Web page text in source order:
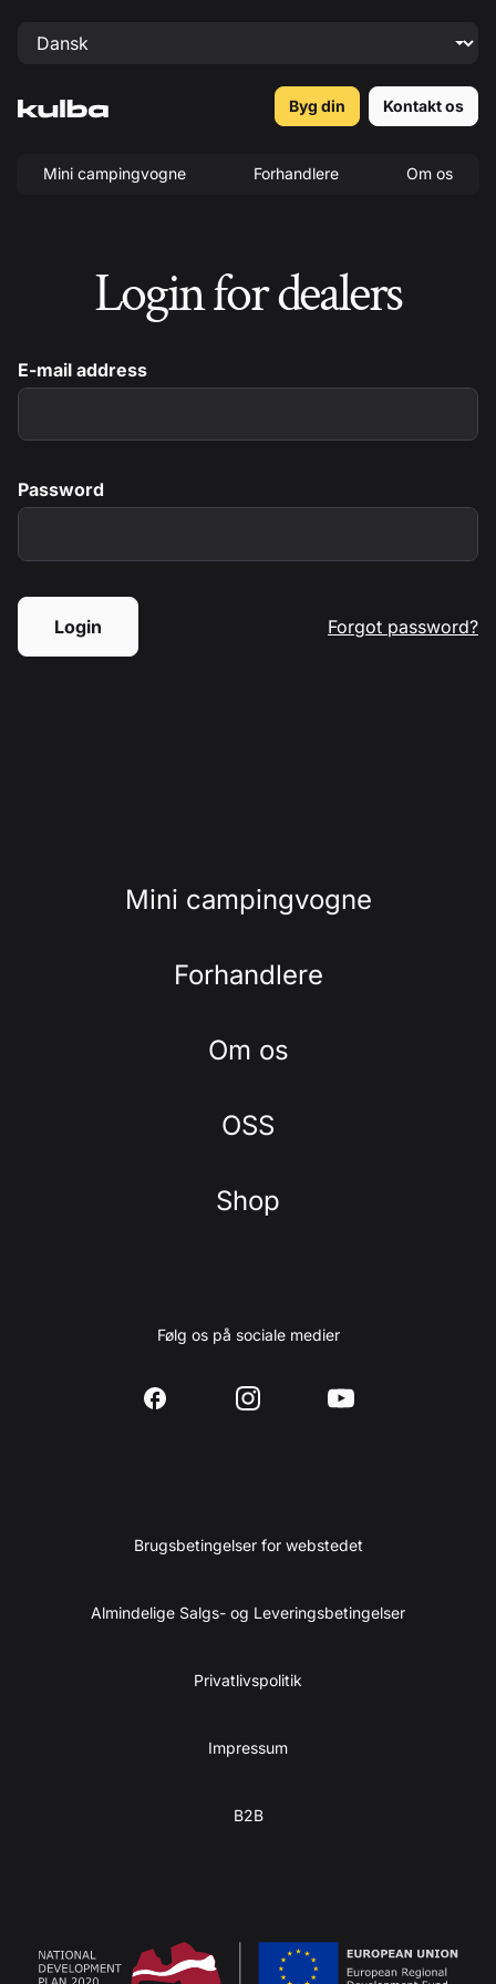
Mini campingvogne Forhandlere Om os
Byg din Kontakt os
Login for dealers
E-mail address
Password
Login Forgot password?
Mini campingvogne
Forhandlere
Om os
OSS
Shop
Følg os på sociale medier
Brugsbetingelser for webstedet
Almindelige Salgs- og Leveringsbetingelser
Privatlivspolitik
Impressum
B2B